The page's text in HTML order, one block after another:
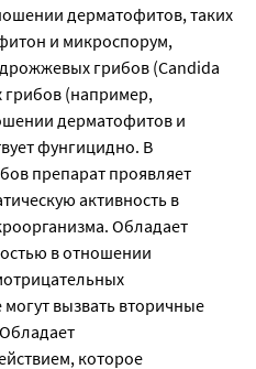
дерматофитов, таких
и микроспорум,
грибов (Candida
грибов (например,
дерматофитов и
фунгицидно. В
препарат проявляет
активность в
Обладает
в отношении
вызвать вторичные
которое